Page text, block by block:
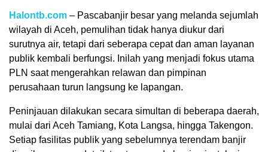
Halontb.com – Pascabanjir besar yang melanda sejumlah
wilayah di Aceh, pemulihan tidak hanya diukur dari
surutnya air, tetapi dari seberapa cepat dan aman layanan
publik kembali berfungsi. Inilah yang menjadi fokus utama
PLN saat mengerahkan relawan dan pimpinan
perusahaan turun langsung ke lapangan.
Peninjauan dilakukan secara simultan di beberapa daerah,
mulai dari Aceh Tamiang, Kota Langsa, hingga Takengon.
Setiap fasilitas publik yang sebelumnya terendam banjir